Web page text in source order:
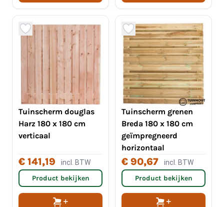
Tuinscherm douglas
Harz 180 x 180 cm
verticaal
€ 141,19 incl. BTW
Product bekijken
Tuinscherm grenen
Breda 180 x 180 cm
geïmpregneerd
horizontaal
€ 90,67 incl. BTW
Product bekijken